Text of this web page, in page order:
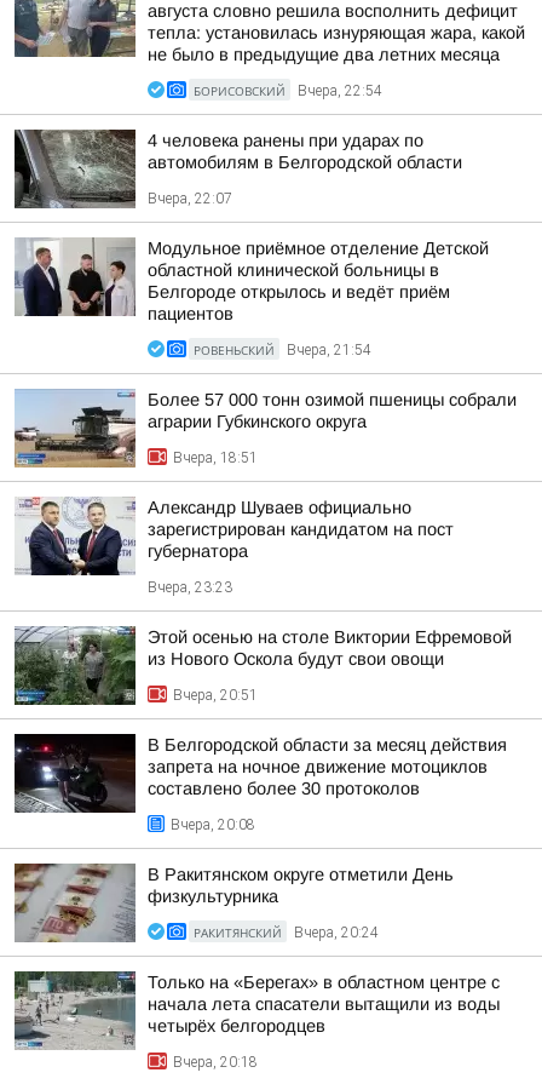
августа словно решила восполнить дефицит
тепла: установилась изнуряющая жара, какой
не было в предыдущие два летних месяца
БОРИСОВСКИЙ Вчера, 22:54
4 человека ранены при ударах по
автомобилям в Белгородской области
Вчера, 22:07
Модульное приёмное отделение Детской
областной клинической больницы в
Белгороде открылось и ведёт приём
пациентов
РОВЕНЬСКИЙ Вчера, 21:54
Более 57 000 тонн озимой пшеницы собрали
аграрии Губкинского округа
Вчера, 18:51
Александр Шуваев официально
зарегистрирован кандидатом на пост
губернатора
Вчера, 23:23
Этой осенью на столе Виктории Ефремовой
из Нового Оскола будут свои овощи
Вчера, 20:51
В Белгородской области за месяц действия
запрета на ночное движение мотоциклов
составлено более 30 протоколов
Вчера, 20:08
В Ракитянском округе отметили День
физкультурника
РАКИТЯНСКИЙ Вчера, 20:24
Только на «Берегах» в областном центре с
начала лета спасатели вытащили из воды
четырёх белгородцев
Вчера, 20:18